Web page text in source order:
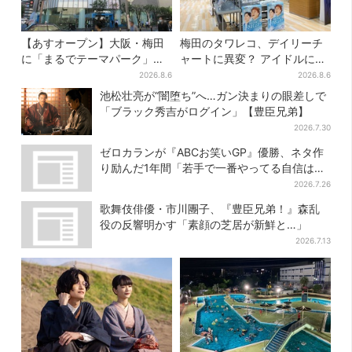
【あすオープン】大阪・梅田
に「まるでテーマパーク」な
巨大スポーツ店、461ブラン
ド集結！ 6フロアをまとめて
紹介
2026.8.6
梅田のタワレコ、デイリーチ
ャートに異変？ アイドルに混
じり“マユリカ”が1位に…お笑
いが強すぎる理由とは
2026.8.6
池松壮亮が“闇堕ち”へ…ガン決まりの眼差しで
「ブラック秀吉がログイン」【豊臣兄弟】
2026.7.30
ゼロカランが『ABCお笑いGP』優勝、ネタ作
り励んだ1年間「若手で一番やってる自信はあ
2026.7.26
歌舞伎俳優・市川團子、『豊臣兄弟！』森乱
役の反響明かす「素顔の芝居が新鮮と…」
2026.7.13